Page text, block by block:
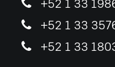
+52 1 33
+52 1 33
+52 1 33